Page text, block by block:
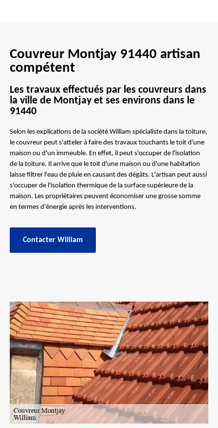
Couvreur Montjay 91440 artisan
compétent
Les travaux effectués par les couvreurs dans
la ville de Montjay et ses environs dans le
91440
Selon les explications de la société William spécialiste dans la toiture,
le couvreur peut s'atteler à faire des travaux touchants le toit d'une
maison ou d'un immeuble. En effet, il peut s'occuper de l'isolation
de la toiture. Il arrive que le toit d'une maison ou d'une habitation
laisse filtrer l'eau de pluie en causant des dégâts. L'artisan peut aussi
s'occuper de l'isolation thermique de la surface supérieure de la
maison. Les propriétaires peuvent économiser une grosse somme
en termes d'énergie après les interventions.
Contacter William